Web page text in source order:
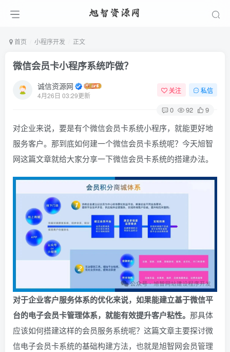
首页 小程序开发 正文
微信会员卡小程序系统咋做？
诚信资源网
4月26日 03:29更新
关注 私信
0 92 9
对企业来说，要是有个微信会员卡系统小程序，就能更好地
服务客户。那到底如何建一个微信会员卡系统呢？今天旭智
网这篇文章就给大家分享一下微信会员卡系统的搭建办法。
对于企业客户服务体系的优化来说，如果能建立基于微信平
台的电子会员卡管理体系，就能有效提升客户粘性。 那具体
应该如何搭建这样的会员服务系统呢？这篇文章主要探讨微
信电子会员卡系统的基础构建方法，也就是旭智网会员管理